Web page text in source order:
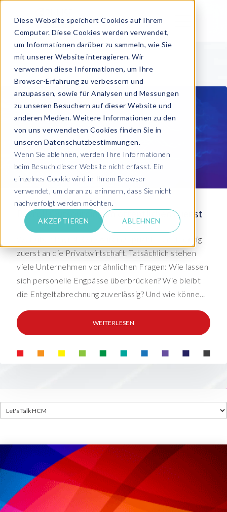
Diese Website speichert Cookies auf Ihrem
Computer. Diese Cookies werden verwendet,
um Informationen darüber zu sammeln, wie Sie
mit unserer Website interagieren. Wir
verwenden diese Informationen, um Ihre
Browser-Erfahrung zu verbessern und
anzupassen, sowie für Analysen und Messungen
zu unseren Besuchern auf dieser Website und
anderen Medien. Weitere Informationen zu den
von uns verwendeten Cookies finden Sie in
unseren Datenschutzbestimmungen.
Wenn Sie ablehnen, werden Ihre Informationen
beim Besuch dieser Website nicht erfasst. Ein
einzelnes Cookie wird in Ihrem Browser
verwendet, um daran zu erinnern, dass Sie nicht
nachverfolgt werden möchten.
AKZEPTIEREN ABLEHNEN
Payroll Outsourcing im öffentlichen Dienst
Wer über Payroll Outsourcing spricht, denkt häufig
zuerst an die Privatwirtschaft. Tatsächlich stehen
viele Unternehmen vor ähnlichen Fragen: Wie lassen
sich personelle Engpässe überbrücken? Wie bleibt
die Entgeltabrechnung zuverlässig? Und wie könne...
WEITERLESEN